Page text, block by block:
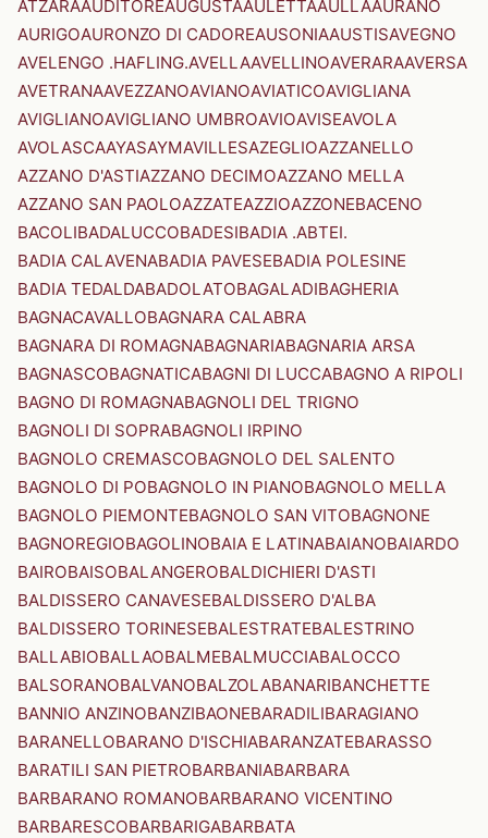
ATZARAAUDITOREAUGUSTAAULETTAAULLAAURANO
AURIGOAURONZO DI CADOREAUSONIAAUSTISAVEGNO
AVELENGO .HAFLING.AVELLAAVELLINOAVERARAAVERSA
AVETRANAAVEZZANOAVIANOAVIATICOAVIGLIANA
AVIGLIANOAVIGLIANO UMBROAVIOAVISEAVOLA
AVOLASCAAYASAYMAVILLESAZEGLIOAZZANELLO
AZZANO D'ASTIAZZANO DECIMOAZZANO MELLA
AZZANO SAN PAOLOAZZATEAZZIOAZZONEBACENO
BACOLIBADALUCCOBADESIBADIA .ABTEI.
BADIA CALAVENABADIA PAVESEBADIA POLESINE
BADIA TEDALDABADOLATOBAGALADIBAGHERIA
BAGNACAVALLOBAGNARA CALABRA
BAGNARA DI ROMAGNABAGNARIABAGNARIA ARSA
BAGNASCOBAGNATICABAGNI DI LUCCABAGNO A RIPOLI
BAGNO DI ROMAGNABAGNOLI DEL TRIGNO
BAGNOLI DI SOPRABAGNOLI IRPINO
BAGNOLO CREMASCOBAGNOLO DEL SALENTO
BAGNOLO DI POBAGNOLO IN PIANOBAGNOLO MELLA
BAGNOLO PIEMONTEBAGNOLO SAN VITOBAGNONE
BAGNOREGIOBAGOLINOBAIA E LATINABAIANOBAIARDO
BAIROBAISOBALANGEROBALDICHIERI D'ASTI
BALDISSERO CANAVESEBALDISSERO D'ALBA
BALDISSERO TORINESEBALESTRATEBALESTRINO
BALLABIOBALLAOBALMEBALMUCCIABALOCCO
BALSORANOBALVANOBALZOLABANARIBANCHETTE
BANNIO ANZINOBANZIBAONEBARADILIBARAGIANO
BARANELLOBARANO D'ISCHIABARANZATEBARASSO
BARATILI SAN PIETROBARBANIABARBARA
BARBARANO ROMANOBARBARANO VICENTINO
BARBARESCOBARBARIGABARBATA